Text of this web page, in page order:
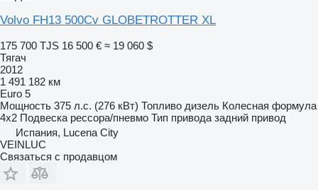
Volvo FH13 500Cv GLOBETROTTER XL
175 700 TJS 16 500 € ≈ 19 060 $
Тягач
2012
1 491 182 км
Euro 5
Мощность 375 л.с. (276 кВт) Топливо дизель Колесная формула
4x2 Подвеска рессора/пневмо Тип привода задний привод
Испания, Lucena City
VEINLUC
Связаться с продавцом